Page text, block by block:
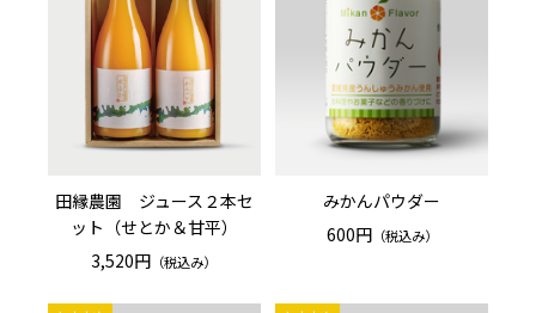
田縁農園 ジュース２本セ
ット（せとか＆甘平）
3,520円 （税込み）
みかんパウダー
600円 （税込み）